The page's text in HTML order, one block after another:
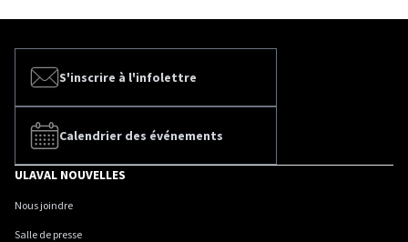
S'inscrire à l'infolettre
Calendrier des événements
ULAVAL NOUVELLES
Nous joindre
Salle de presse